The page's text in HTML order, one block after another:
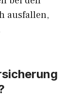
ausfallen,